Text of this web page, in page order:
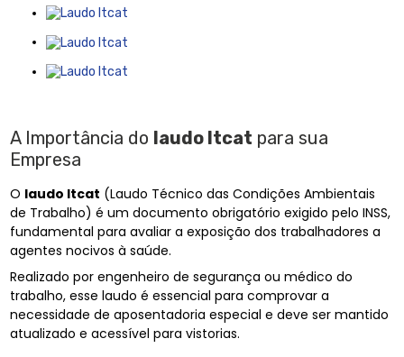
A Importância do laudo ltcat para sua
Empresa
O laudo ltcat (Laudo Técnico das Condições Ambientais
de Trabalho) é um documento obrigatório exigido pelo INSS,
fundamental para avaliar a exposição dos trabalhadores a
agentes nocivos à saúde.
Realizado por engenheiro de segurança ou médico do
trabalho, esse laudo é essencial para comprovar a
necessidade de aposentadoria especial e deve ser mantido
atualizado e acessível para vistorias.